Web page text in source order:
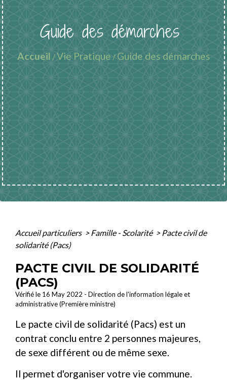
Guide des démarches
Accueil /Vie Pratique/ Guide des démarches
Accueil particuliers > Famille - Scolarité > Pacte civil de
solidarité (Pacs)
PACTE CIVIL DE SOLIDARITÉ
(PACS)
Vérifié le 16 May 2022 - Direction de l'information légale et
administrative (Première ministre)
Le pacte civil de solidarité (Pacs) est un
contrat conclu entre 2 personnes majeures,
de sexe différent ou de même sexe.
Il permet d'organiser votre vie commune.